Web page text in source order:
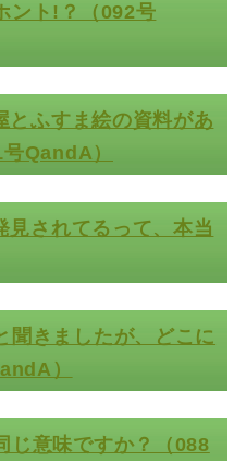
ント!？（092号
とふすま絵の資料があ
QandA）
見されてるって、本当
聞きましたが、どこに
）
じ意味ですか？（088